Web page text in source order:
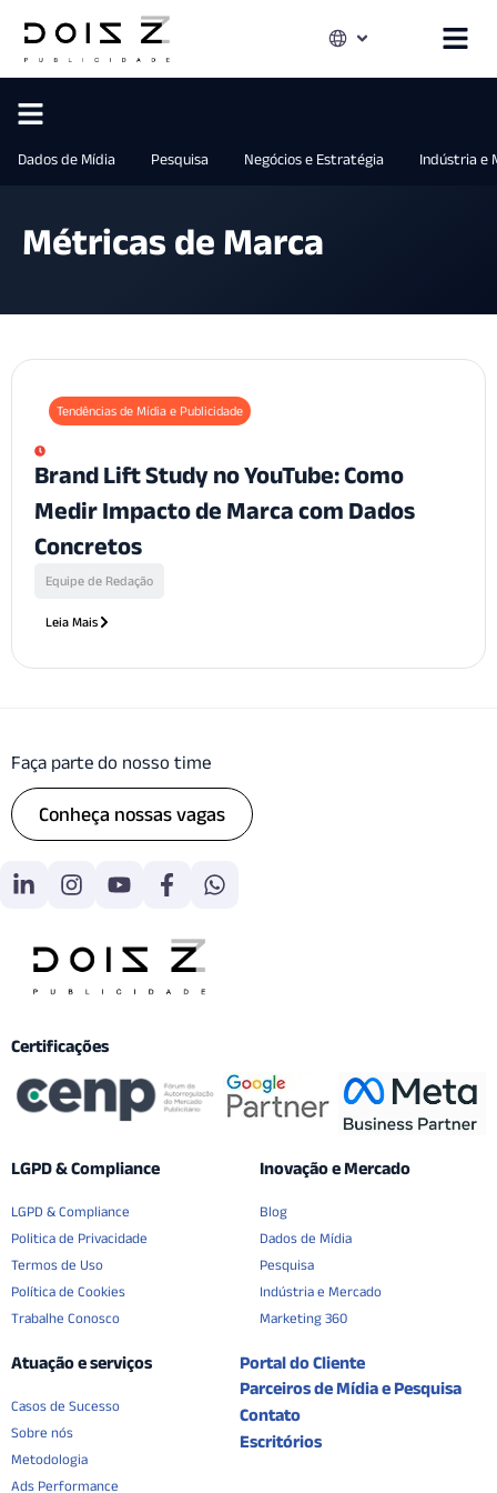
Dados de Mídia Pesquisa Negócios e Estratégia Indústria e
Métricas de Marca
Tendências de Mídia e Publicidade
Brand Lift Study no YouTube: Como
Medir Impacto de Marca com Dados
Concretos
Equipe de Redação
Leia Mais
Faça parte do nosso time
Conheça nossas vagas
Certificações
LGPD & Compliance
LGPD & Compliance
Politica de Privacidade
Termos de Uso
Política de Cookies
Trabalhe Conosco
Inovação e Mercado
Blog
Dados de Mídia
Pesquisa
Indústria e Mercado
Marketing 360
Atuação e serviços
Casos de Sucesso
Sobre nós
Metodologia
Ads Performance
Portal do Cliente
Parceiros de Mídia e Pesquisa
Contato
Escritórios